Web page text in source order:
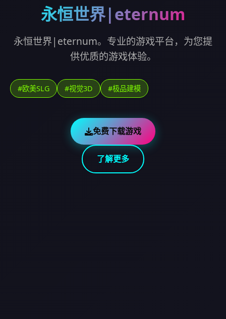
永恒世界|eternum
永恒世界|eternum。专业的游戏平台，为您提
供优质的游戏体验。
#欧美SLG #视觉3D #极品建模
免费下载游戏
了解更多